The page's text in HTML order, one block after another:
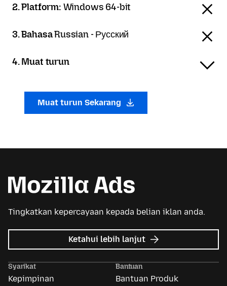
2. Platform: Windows 64-bit
3. BahasaRussian - Русский
4. Muat turun
Muat turun Sekarang
Tingkatkan kepercayaan kepada belian iklan anda.
Ketahui lebih lanjut tentang
Iklan
Syarikat
Kepimpinan
Bantuan
Bantuan Produk